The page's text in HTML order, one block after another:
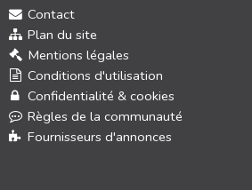
Contact
Plan du site
Mentions légales
Conditions d'utilisation
Confidentialité & cookies
Règles de la communauté
Fournisseurs d'annonces